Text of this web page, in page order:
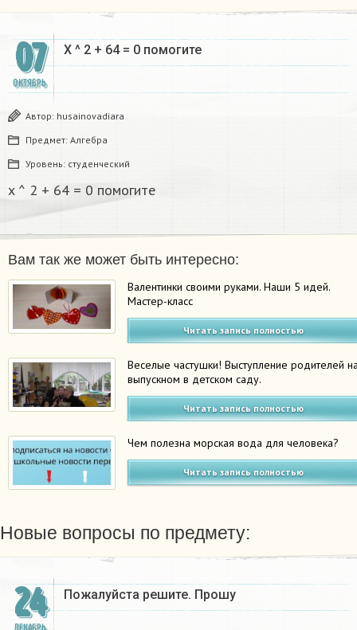
07
ОКТЯБРЬ
X ^ 2 + 64 = 0 помогите
Автор: husainovadiara
Предмет: Алгебра
Уровень: студенческий
x ^ 2 + 64 = 0 помогите
Вам так же может быть интересно:
Валентинки своими руками. Наши 5 идей.
Мастер-класс
Читать запись полностью
Веселые частушки! Выступление родителей
выпускном в детском саду.
Читать запись полностью
Чем полезна морская вода для человека?
Читать запись полностью
Новые вопросы по предмету:
24 Пожалуйста решите. Прошу